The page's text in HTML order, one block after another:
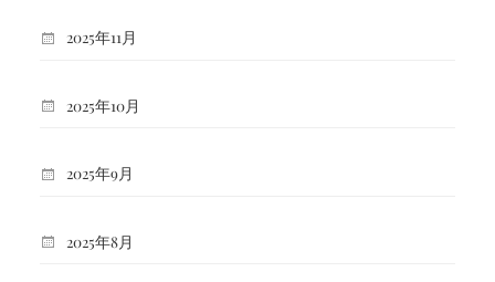
2025年11月
2025年10月
2025年9月
2025年8月